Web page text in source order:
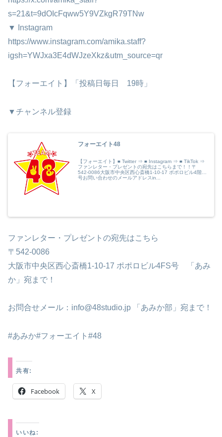
s=21&t=9dOIcFqww5Y9VZkgR79TNw
▼ Instagram
https://www.instagram.com/amika.staff?
igsh=YWJxa3E4dWJzeXkz&utm_source=qr
【フォーエイト】「投稿日毎日 19時」
▼チャンネル登録
フォーエイト48
【フォーエイト】■ Twitter ⇒ ■ Instagram ⇒ ■ TikTok ⇒
ファンレター・プレゼントの宛先はこちらまで！！〒
542-0086大阪市中央区西心斎橋1-10-17 ポポロビル4階S
号お問い合わせのメールアドレスin...
ファンレター・プレゼントの宛先はこちら
〒542-0086
大阪市中央区西心斎橋1-10-17 ポポロビル4FS号 「あみ
か」宛まで！
お問合せメール：info@48studio.jp 「あみか部」宛まで！
#あみか#フォーエイト#48
共有:
Facebook X
いいね: